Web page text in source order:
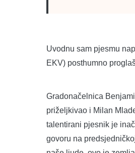
Uvodnu sam pjesmu
EKV) posthumno
Gradonačelnica
priželjkivao i Milan
talentirani pjesnik je
govoru na